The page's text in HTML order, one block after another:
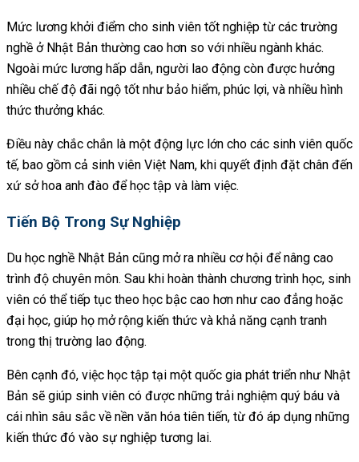
Mức lương khởi điểm cho sinh viên tốt nghiệp từ các trường
nghề ở Nhật Bản thường cao hơn so với nhiều ngành khác.
Ngoài mức lương hấp dẫn, người lao động còn được hưởng
nhiều chế độ đãi ngộ tốt như bảo hiểm, phúc lợi, và nhiều hình
thức thưởng khác.
Điều này chắc chắn là một động lực lớn cho các sinh viên quốc
tế, bao gồm cả sinh viên Việt Nam, khi quyết định đặt chân đến
xứ sở hoa anh đào để học tập và làm việc.
Tiến Bộ Trong Sự Nghiệp
Du học nghề Nhật Bản cũng mở ra nhiều cơ hội để nâng cao
trình độ chuyên môn. Sau khi hoàn thành chương trình học, sinh
viên có thể tiếp tục theo học bậc cao hơn như cao đẳng hoặc
đại học, giúp họ mở rộng kiến thức và khả năng cạnh tranh
trong thị trường lao động.
Bên cạnh đó, việc học tập tại một quốc gia phát triển như Nhật
Bản sẽ giúp sinh viên có được những trải nghiệm quý báu và
cái nhìn sâu sắc về nền văn hóa tiên tiến, từ đó áp dụng những
kiến thức đó vào sự nghiệp tương lai.